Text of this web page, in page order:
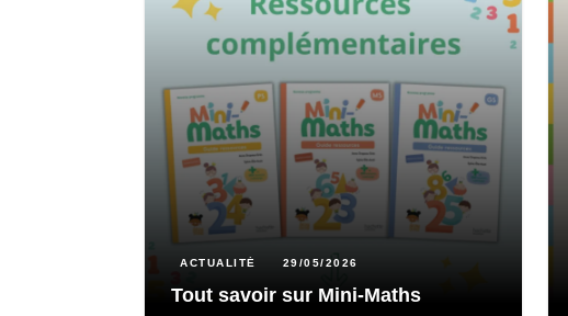
ACTUALITÉ 29/05/2026
Tout savoir sur Mini-Maths